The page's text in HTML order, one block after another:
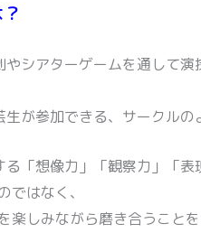
シアターゲームを通して演
が参加できる、サークルの
「想像力」「観察力」「表
ではなく、
楽しみながら磨き合うことを